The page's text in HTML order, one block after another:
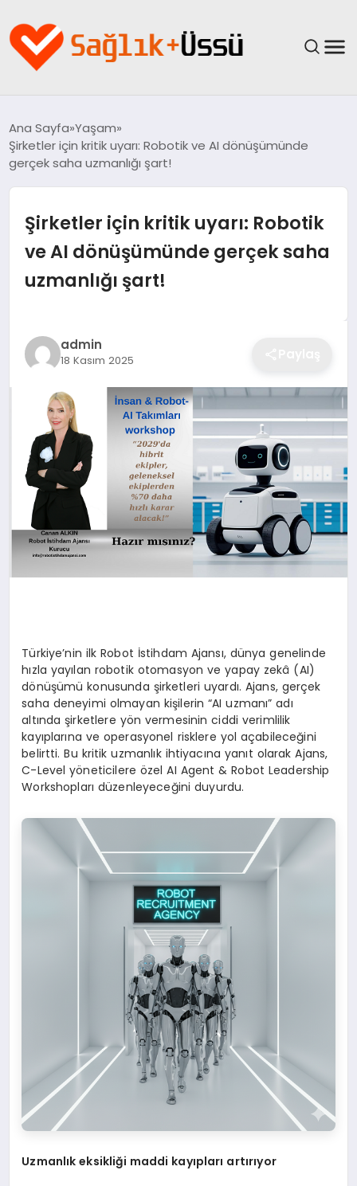
YAŞAM
GÜNCEL
SPOR & FITNESS
Ana Sayfa Yaşam
Şirketler için kritik uyarı: Robotik ve AI dönüşümünde
gerçek saha uzmanlığı şart!
Şirketler için kritik uyarı: Robotik
ve AI dönüşümünde gerçek saha
uzmanlığı şart!
admin
18 Kasım 2025
Türkiye’nin ilk Robot İstihdam Ajansı, dünya genelinde
hızla yayılan robotik otomasyon ve yapay zekâ (AI)
dönüşümü konusunda şirketleri uyardı. Ajans, gerçek
saha deneyimi olmayan kişilerin “AI uzmanı” adı
altında şirketlere yön vermesinin ciddi verimlilik
kayıplarına ve operasyonel risklere yol açabileceğini
belirtti. Bu kritik uzmanlık ihtiyacına yanıt olarak Ajans,
C-Level yöneticilere özel AI Agent & Robot Leadership
Workshopları düzenleyeceğini duyurdu.
Uzmanlık eksikliği maddi kayıpları artırıyor